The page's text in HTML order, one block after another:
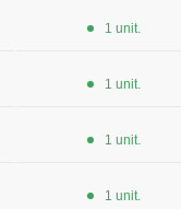
1 unit.
1 unit.
1 unit.
1 unit.